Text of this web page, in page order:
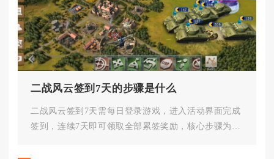
二战风云签到7天的步骤是什么
二战风云签到7天需每日登录游戏，进入活动界面完成
签到，连续7天即可领取全部累签奖励，核心步骤为登